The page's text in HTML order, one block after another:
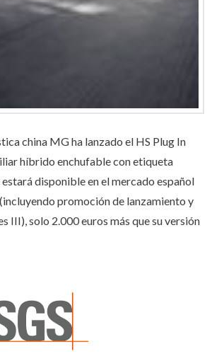
china MG ha lanzado el HS Plug In
híbrido enchufable con etiqueta
disponible en el mercado español
promoción de lanzamiento y
III), solo 2.000 euros más que su versión